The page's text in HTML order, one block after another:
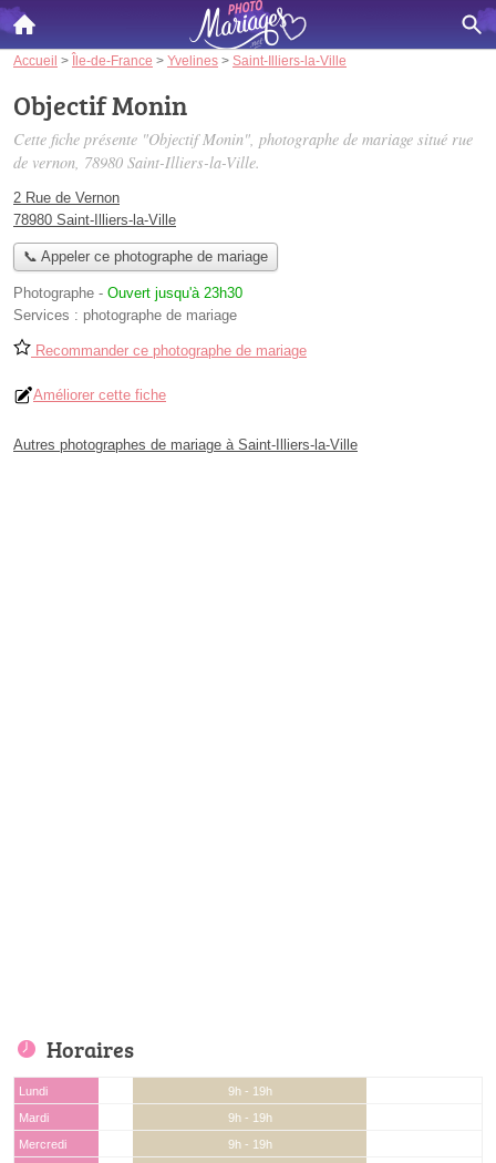
Accueil > Île-de-France > Yvelines > Saint-Illiers-la-Ville
Objectif Monin
Cette fiche présente "Objectif Monin", photographe de mariage situé rue
de vernon, 78980 Saint-Illiers-la-Ville.
2 Rue de Vernon
78980 Saint-Illiers-la-Ville
📞 Appeler ce photographe de mariage
Photographe - Ouvert jusqu'à 23h30
Services : photographe de mariage
Recommander ce photographe de mariage
Améliorer cette fiche
Autres photographes de mariage à Saint-Illiers-la-Ville
Horaires
Lundi
9h - 19h
Mardi
9h - 19h
Mercredi
9h - 19h